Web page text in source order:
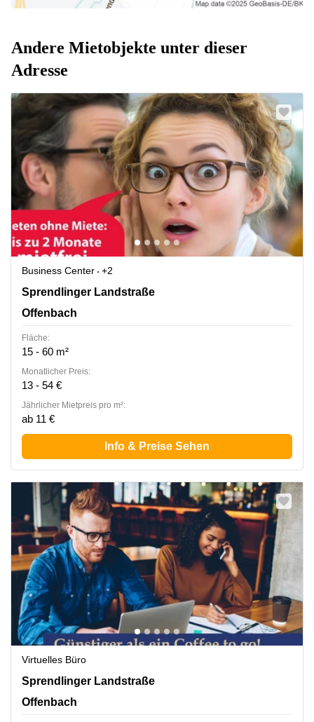
Andere Mietobjekte unter dieser
Adresse
Business Center
+2
Sprendlinger Landstr. 180, Offenbach
Sprendlinger Landstraße
Offenbach
Fläche:
15 - 60 m²
Monatlicher Preis:
13 - 54 €
Jährlicher Mietpreis pro m²:
ab 11 €
Info & Preise Sehen
Virtuelles Büro
Sprendlinger Landstr. 180, Offenbach
Sprendlinger Landstraße
Offenbach